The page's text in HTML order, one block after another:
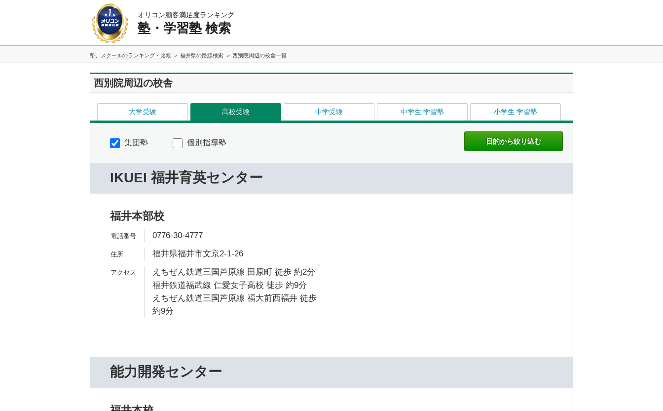
オリコン顧客満足度ランキング
塾・学習塾 検索
塾、スクールのランキング・比較 福井県の路線検索 西別院周辺の校舎一覧
西別院周辺の校舎
大学受験 高校受験 中学受験 中学生 学習塾 小学生 学習塾
集団塾 個別指導塾
IKUEI 福井育英センター
福井本部校
0776-30-4777
福井県福井市文京2-1-26
えちぜん鉄道三国芦原線 田原町 徒歩 約2分
福井鉄道福武線 仁愛女子高校 徒歩 約9分
えちぜん鉄道三国芦原線 福大前西福井 徒歩
約9分
能力開発センター